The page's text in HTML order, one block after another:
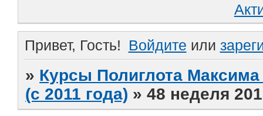
Привет, Гость! Войдите или
» Курсы Полиглота
(с 2011 года) »48 неделя